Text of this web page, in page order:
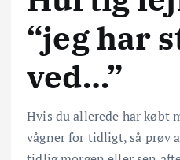
“jeg har
ved…”
Hvis du allerede har købt
vågner for tidligt, så prøv